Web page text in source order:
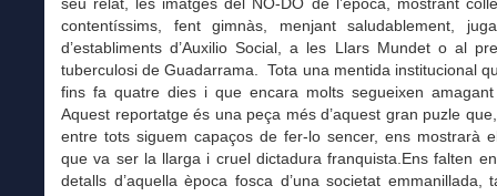
seu relat, les imatges del NO-DO de l’època, mostrant
contentíssims, fent gimnàs, menjant saludablement,
d’establiments d’Auxilio Social, a les Llars Mundet o al
tuberculosi de Guadarrama. Tota una mentida institucional
fins fa quatre dies i que encara molts segueixen
Aquest reportatge és una peça més d’aquest gran puzle
entre tots siguem capaços de fer-lo sencer, ens mostrarà
que va ser la llarga i cruel dictadura franquista.Ens falten
detalls d’aquella època fosca d’una societat emmanillada,